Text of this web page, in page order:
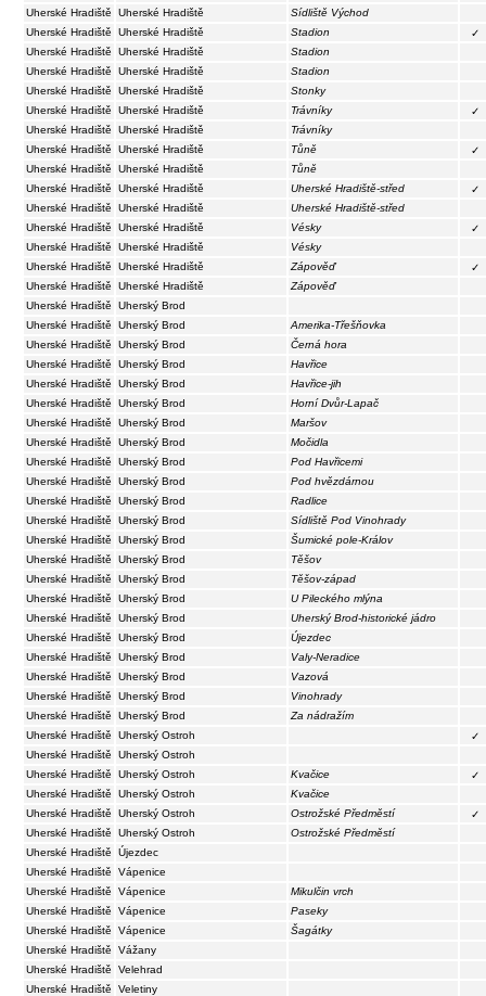
Uherské Hradiště
Uherské Hradiště
Sídliště Východ
Uherské Hradiště
Uherské Hradiště Stadion
✓
Uherské Hradiště
Uherské Hradiště
Stadion
Uherské Hradiště
Uherské Hradiště
Stadion
Uherské Hradiště
Uherské Hradiště
Stonky
Uherské Hradiště
Uherské Hradiště Trávníky
✓
Uherské Hradiště
Uherské Hradiště
Trávníky
Uherské Hradiště
Uherské Hradiště Tůně
✓
Uherské Hradiště
Uherské Hradiště
Tůně
Uherské Hradiště
Uherské Hradiště Uherské Hradiště-střed
✓
Uherské Hradiště
Uherské Hradiště
Uherské Hradiště-střed
Uherské Hradiště
Uherské Hradiště Vésky
✓
Uherské Hradiště
Uherské Hradiště
Vésky
Uherské Hradiště
Uherské Hradiště Zápověď
✓
Uherské Hradiště
Uherské Hradiště
Zápověď
Uherské Hradiště
Uherský Brod
Uherské Hradiště
Uherský Brod
Amerika-Třešňovka
Uherské Hradiště
Uherský Brod
Černá hora
Uherské Hradiště
Uherský Brod
Havřice
Uherské Hradiště
Uherský Brod
Havřice-jih
Uherské Hradiště
Uherský Brod
Horní Dvůr-Lapač
Uherské Hradiště
Uherský Brod
Maršov
Uherské Hradiště
Uherský Brod
Močidla
Uherské Hradiště
Uherský Brod
Pod Havřicemi
Uherské Hradiště
Uherský Brod
Pod hvězdárnou
Uherské Hradiště
Uherský Brod
Radlice
Uherské Hradiště
Uherský Brod
Sídliště Pod Vinohrady
Uherské Hradiště
Uherský Brod
Šumické pole-Králov
Uherské Hradiště
Uherský Brod
Těšov
Uherské Hradiště
Uherský Brod
Těšov-západ
Uherské Hradiště
Uherský Brod
U Pileckého mlýna
Uherské Hradiště
Uherský Brod
Uherský Brod-historické jádro
Uherské Hradiště
Uherský Brod
Újezdec
Uherské Hradiště
Uherský Brod
Valy-Neradice
Uherské Hradiště
Uherský Brod
Vazová
Uherské Hradiště
Uherský Brod
Vinohrady
Uherské Hradiště
Uherský Brod
Za nádražím
Uherské Hradiště
Uherský Ostroh
✓
Uherské Hradiště
Uherský Ostroh
Uherské Hradiště
Uherský Ostroh Kvačice
✓
Uherské Hradiště
Uherský Ostroh
Kvačice
Uherské Hradiště
Uherský Ostroh Ostrožské Předměstí
✓
Uherské Hradiště
Uherský Ostroh
Ostrožské Předměstí
Uherské Hradiště
Újezdec
Uherské Hradiště
Vápenice
Uherské Hradiště
Vápenice
Mikulčin vrch
Uherské Hradiště
Vápenice
Paseky
Uherské Hradiště
Vápenice
Šagátky
Uherské Hradiště
Vážany
Uherské Hradiště
Velehrad
Uherské Hradiště
Veletiny